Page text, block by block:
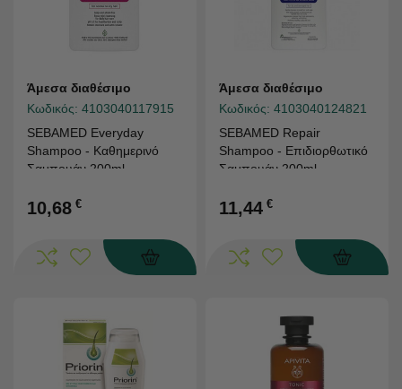
Άμεσα διαθέσιμο
Κωδικός: 4103040117915
SEBAMED Everyday
Shampoo - Καθημερινό
Σαμπουάν 200ml
10,68 €
Άμεσα διαθέσιμο
Κωδικός: 4103040124821
SEBAMED Repair
Shampoo - Επιδιορθωτικό
Σαμπουάν 200ml
11,44 €